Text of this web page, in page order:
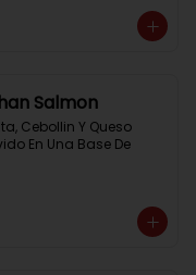
Salmon
Cebollin Y Queso
En Una Base De